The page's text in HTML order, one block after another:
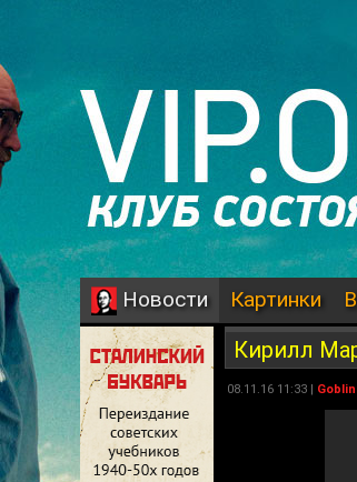
Новости Картинки
Кирилл
08.11.16 11:33 | Goblin